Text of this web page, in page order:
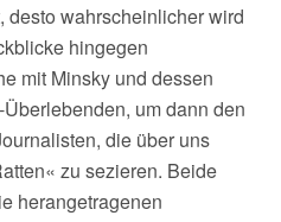
desto wahrscheinlicher wird
hingegen
mit Minsky und dessen
um dann den
die über uns
zu sezieren. Beide
herangetragenen